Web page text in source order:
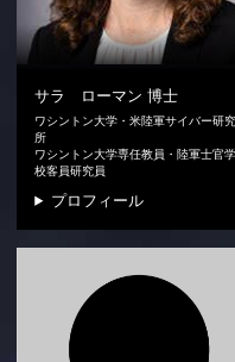
サラ ローマン 博士
ワシントン大学・米陸軍サイバー研究
所
ワシントン大学専任教員・陸軍士官学
校客員研究員
プロフィール